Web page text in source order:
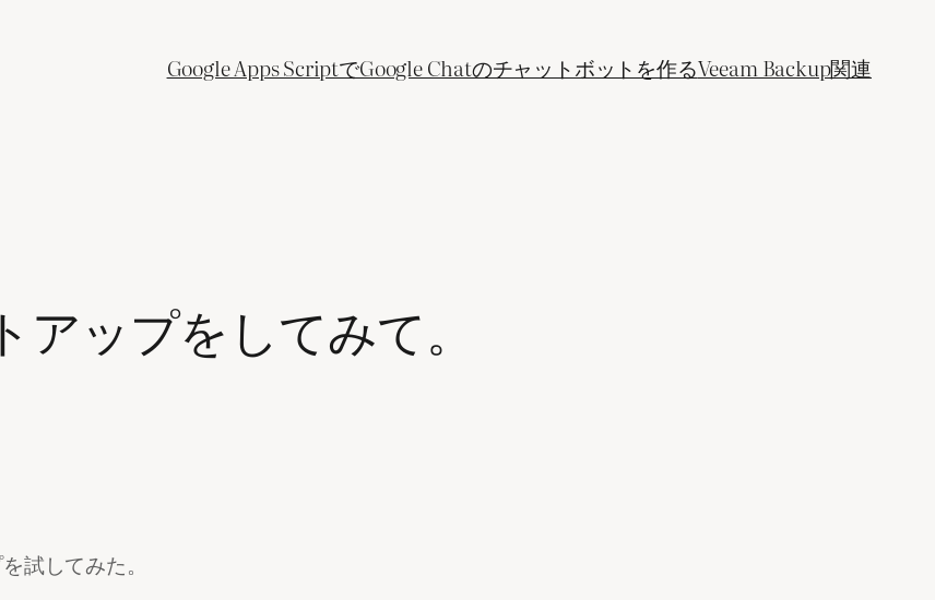
Google Apps ScriptでGoogle Chatのチャットボットを作るVeeam Backup関連
アップをしてみて。
試してみた。